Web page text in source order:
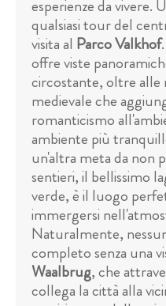
esperienze da vivere.
qualsiasi tour del
visita al Parco Valkhof
offre viste
circostante, oltre alle
medievale che
romanticismo
ambiente più
un'altra meta da non
sentieri, il bellissimo
verde, è il luogo
immergersi
Naturalmente,
completo senza una
Waalbrug, che
collega la città alla